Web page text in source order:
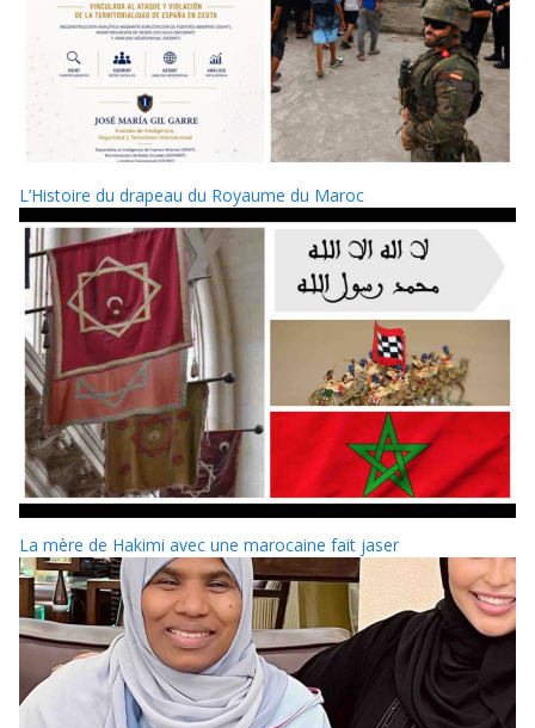
L’Histoire du drapeau du Royaume du Maroc
La mère de Hakimi avec une marocaine fait jaser